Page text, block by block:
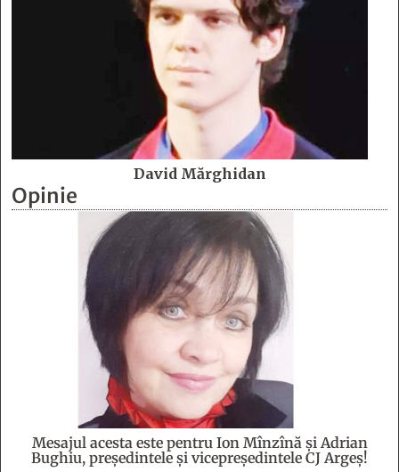
David Mărghidan
Opinie
Mesajul acesta este pentru Ion Mînzînă şi Adrian
Bughiu, preşedintele şi vicepreşedintele CJ Argeş!